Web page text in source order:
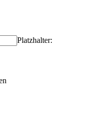
Platzhalter: